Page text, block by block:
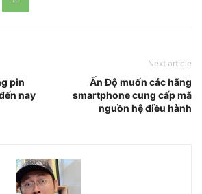
pin
nay
Next article
Ấn Độ muốn các hãng
smartphone cung cấp mã
nguồn hệ điều hành